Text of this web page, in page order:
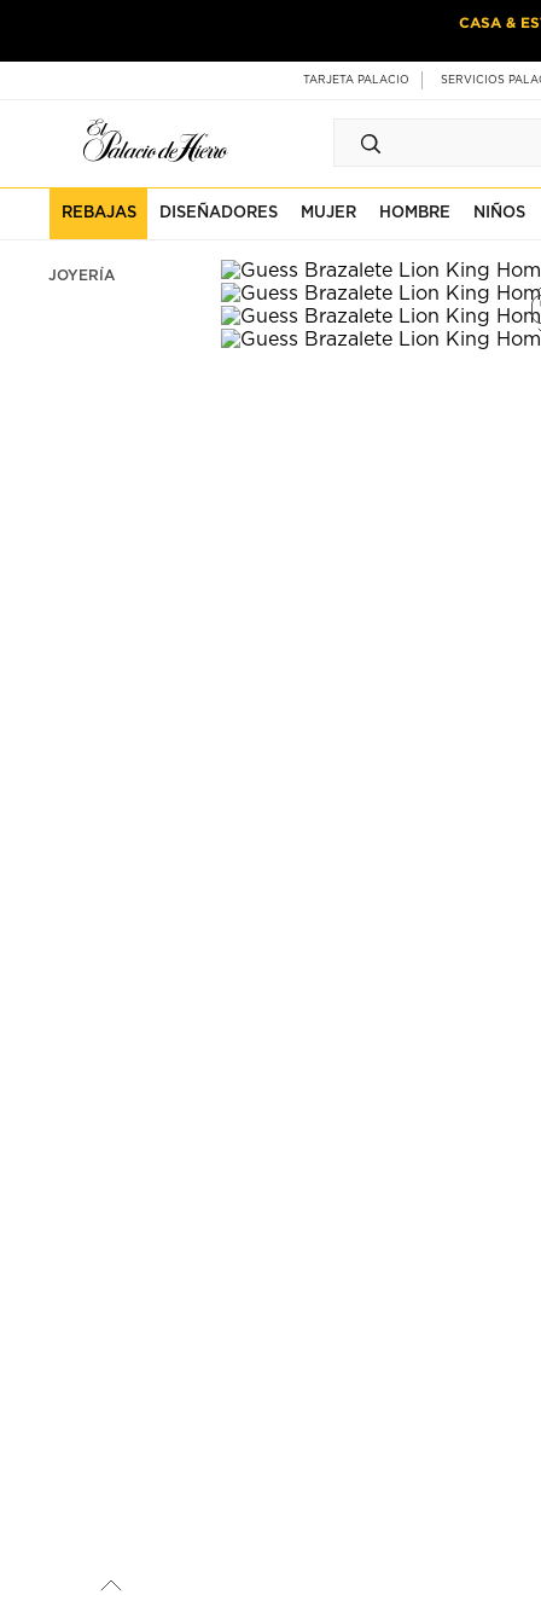
CASA &
TARJETA PALACIO SERVICIOS
REBAJAS DISEÑADORES MUJER HOMBRE NIÑOS
JOYERÍA